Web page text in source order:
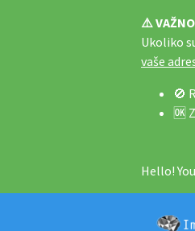
⚠️
Ukoliko
vaše
🚫
🆗
Hello!